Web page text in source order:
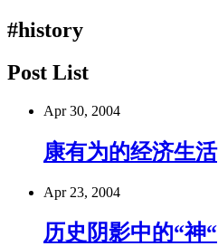
#history
Post List
Apr 30, 2004
康有为的经济生活
Apr 23, 2004
历史阴影中的“神“